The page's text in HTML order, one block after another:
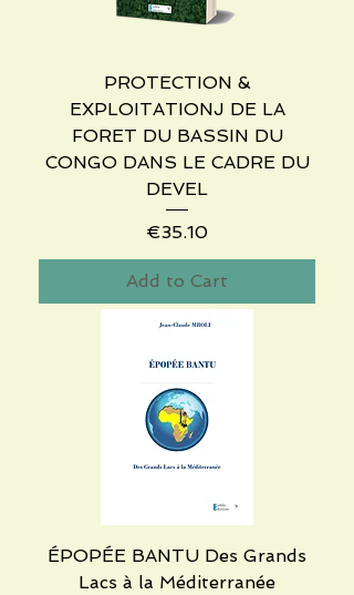
PROTECTION &
EXPLOITATIONJ DE LA
FORET DU BASSIN DU
CONGO DANS LE CADRE DU
DEVEL
Price
€35.10
Add to Cart
ÉPOPÉE BANTU Des Grands
Lacs à la Méditerranée